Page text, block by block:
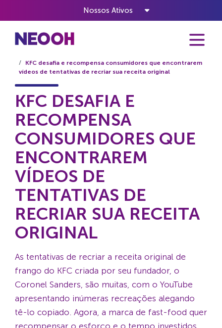
Nossos Ativos
KFC desafia e recompensa consumidores que encontrarem
vídeos de tentativas de recriar sua receita original
KFC DESAFIA E
RECOMPENSA
CONSUMIDORES QUE
ENCONTRAREM
VÍDEOS DE
TENTATIVAS DE
RECRIAR SUA RECEITA
ORIGINAL
As tentativas de recriar a receita original de
frango do KFC criada por seu fundador, o
Coronel Sanders, são muitas, com o YouTube
apresentando inúmeras recreações alegando
tê-lo copiado. Agora, a marca de fast-food quer
recompensar o esforço e o tempo investidos